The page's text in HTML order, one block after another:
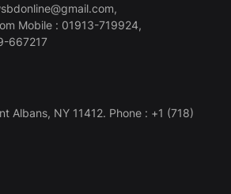
Mobile : 01913-719924,
667217
Albans, NY 11412. Phone : +1 (718)